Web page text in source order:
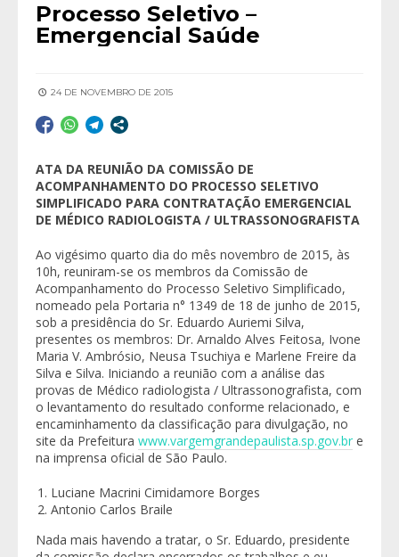
Processo Seletivo –
Emergencial Saúde
24 DE NOVEMBRO DE 2015
ATA DA REUNIÃO DA COMISSÃO DE
ACOMPANHAMENTO DO PROCESSO SELETIVO
SIMPLIFICADO PARA CONTRATAÇÃO EMERGENCIAL
DE MÉDICO RADIOLOGISTA / ULTRASSONOGRAFISTA
Ao vigésimo quarto dia do mês novembro de 2015, às
10h, reuniram-se os membros da Comissão de
Acompanhamento do Processo Seletivo Simplificado,
nomeado pela Portaria n° 1349 de 18 de junho de 2015,
sob a presidência do Sr. Eduardo Auriemi Silva,
presentes os membros: Dr. Arnaldo Alves Feitosa, Ivone
Maria V. Ambrósio, Neusa Tsuchiya e Marlene Freire da
Silva e Silva. Iniciando a reunião com a análise das
provas de Médico radiologista / Ultrassonografista, com
o levantamento do resultado conforme relacionado, e
encaminhamento da classificação para divulgação, no
site da Prefeitura www.vargemgrandepaulista.sp.gov.br e
na imprensa oficial de São Paulo.
Luciane Macrini Cimidamore Borges
Antonio Carlos Braile
Nada mais havendo a tratar, o Sr. Eduardo, presidente